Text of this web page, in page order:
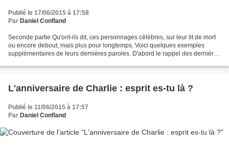
Publié le 17/06/2015 à 17:58
Par Daniel Confland
Seconde partie Qu'ont-ils dit, ces personnages célèbres, sur leur lit de mort
ou encore debout, mais plus pour longtemps. Voici quelques exemples
supplémentaires de leurs dernières paroles. D'abord le rappel des dernières
L'anniversaire de Charlie : esprit es-tu là ?
Publié le 11/06/2015 à 17:57
Par Daniel Confland